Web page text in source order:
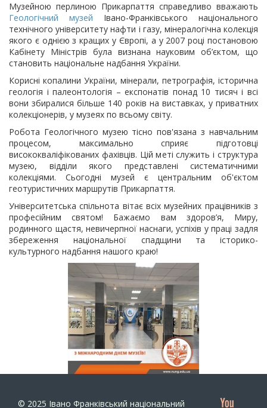
Музейною перлиною Прикарпаття справедливо вважають
Геологічний музей Івано-Франківського національного
технічного університету нафти і газу, мінералогічна колекція
якого є однією з кращих у Європі, а у 2007 році постановою
Кабінету Міністрів була визнана науковим об’єктом, що
становить національне надбання України.
Корисні копалини України, мінерали, петрографія, історична
геологія і палеонтологія – експонатів понад 10 тисяч і всі
вони збиралися більше 140 років на виставках, у приватних
колекціонерів, у музеях по всьому світу.
Робота Геологічного музею тісно пов'язана з навчальним
процесом, максимально сприяє підготовці
висококваліфікованих фахівців. Цій меті служить і структура
музею, відділи якого представлені систематичними
колекціями. Сьогодні музей є центральним об'єктом
геотуристичних маршрутів Прикарпаття.
Університетська спільнота вітає всіх музейних працівників з
професійним святом! Бажаємо вам здоров’я, Миру,
родинного щастя, невичерпної наснаги, успіхів у праці задля
збереження національної спадщини та історико-
культурного надбання нашого краю!
© 2025 Івано Франківський національний